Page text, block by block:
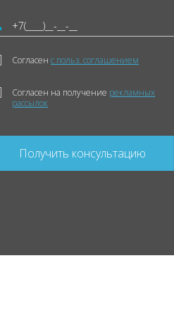
Согласенс польз. соглашением
Согласен на получение рекламных
рассылок
Получить консультацию